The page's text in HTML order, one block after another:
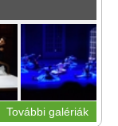
További galériák